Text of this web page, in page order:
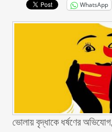
WhatsApp
ভোলায় বৃদ্ধাকে ধর্ষণের